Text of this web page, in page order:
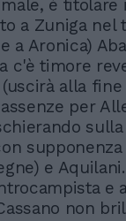
è titolare
a Zuniga nel
a Aronica)
c'è timore
alla fine
per
e
e
non